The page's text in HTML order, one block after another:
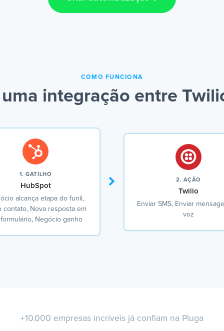
COMO FUNCIONA
integração entre
1. GATILHO
HubSpot
alcança etapa do funil,
contato, Nova resposta em
Negócio ganho
2. AÇÃO
Twilio
Enviar SMS, Enviar
voz
+10.000 empresas incríveis já confiam na Pluga